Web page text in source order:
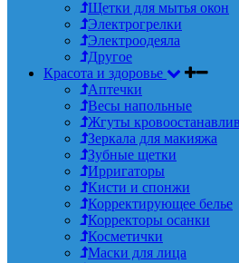
Щетки для мытья окон
Электрогрелки
Электроодеяла
Другое
Красота и здоровье
Аптечки
Весы напольные
Жгуты
Зеркала для макияжа
Зубные щетки
Ирригаторы
Кисти и спонжи
Корректирующее белье
Корректоры осанки
Косметички
Маски для лица